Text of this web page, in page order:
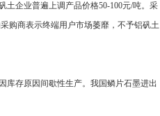
土企业普遍上调产品价格50-100元/吨。采
购商表示终端用户市场萎靡，不予铝矾土
库存原因间歇性生产。我国鳞片石墨进出